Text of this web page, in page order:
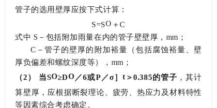
管子的选用壁厚应按下式计算：
S=SO ＋C
式中 S－包括附加雨量在内的管子壁壁厚，mm；
C－管子的壁厚的附加裕量（包括腐蚀裕量、壁
厚负偏差和螺纹深度等），mm；
（2） 当SO≥DO ／6或P／σ］t＞0.385的管子 ，其计
算壁厚，应根据断裂理论、疲劳、热应力及材料特性
等因素综合考虑确定。